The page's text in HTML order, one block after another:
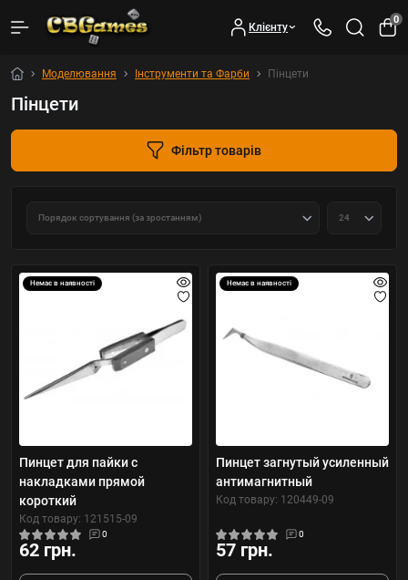
Клієнту
0
Моделювання Інструменти та Фарби Пінцети
Пінцети
Фільтр товарів
Немає в наявності
Пинцет для пайки с
накладками прямой
короткий
Код товару: 121515-09
0
62 грн.
Немає в наявності
Пинцет загнутый усиленный
антимагнитный
Код товару: 120449-09
0
57 грн.